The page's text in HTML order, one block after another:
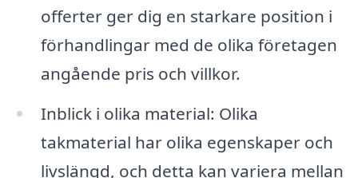
offerter ger dig en starkare position i
förhandlingar med de olika företagen
angående pris och villkor.
Inblick i olika material: Olika
takmaterial har olika egenskaper och
livslängd, och detta kan variera mellan